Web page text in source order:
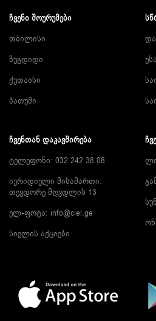
ᲩᲕᲔᲜᲘ ᲨᲝᲣᲠᲣᲛᲔᲑᲘ
თბილისი
ზუგდიდი
ქუთაისი
ბათუმი
ᲩᲕᲔᲜᲗᲐᲜ ᲓᲐᲙᲐᲕᲨᲘᲠᲔᲑᲐ
ტელეფონი: 032 242 38 08
იურიდიული მისამართი:
თევდორე მღვდლის 13
ელ-ფოტა: info@ciel.ge
სიელის აქციები